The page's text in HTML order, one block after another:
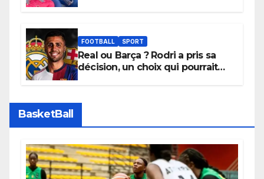
apaisées.
FOOTBALL SPORT
Real ou Barça ? Rodri a pris sa
décision, un choix qui pourrait
BasketBall